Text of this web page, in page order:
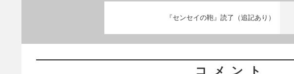
『センセイの鞄』読了（追記あり）
コメント